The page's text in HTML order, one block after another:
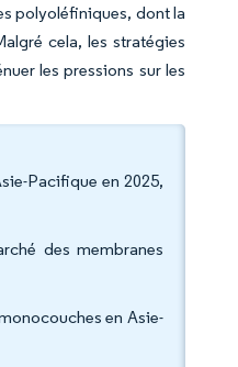
polyoléfiniques, dont la
cela, les stratégies
les pressions sur les
Pacifique en 2025,
des membranes
en Asie-